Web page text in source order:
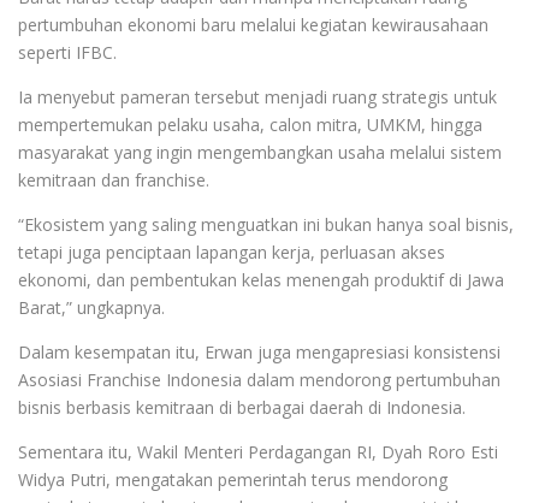
pertumbuhan ekonomi baru melalui kegiatan kewirausahaan
seperti IFBC.
Ia menyebut pameran tersebut menjadi ruang strategis untuk
mempertemukan pelaku usaha, calon mitra, UMKM, hingga
masyarakat yang ingin mengembangkan usaha melalui sistem
kemitraan dan franchise.
“Ekosistem yang saling menguatkan ini bukan hanya soal bisnis,
tetapi juga penciptaan lapangan kerja, perluasan akses
ekonomi, dan pembentukan kelas menengah produktif di Jawa
Barat,” ungkapnya.
Dalam kesempatan itu, Erwan juga mengapresiasi konsistensi
Asosiasi Franchise Indonesia dalam mendorong pertumbuhan
bisnis berbasis kemitraan di berbagai daerah di Indonesia.
Sementara itu, Wakil Menteri Perdagangan RI, Dyah Roro Esti
Widya Putri, mengatakan pemerintah terus mendorong